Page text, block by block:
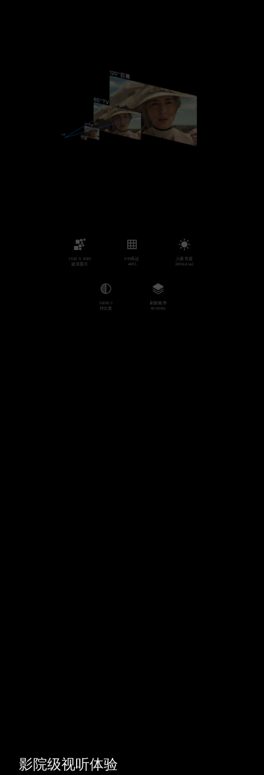
1920 X 1080
超清显示
PPI高达
4495
入眼亮度
1800cd/m2
50000:1
对比度
刷新频率
60-90Hz
影院级视听体验